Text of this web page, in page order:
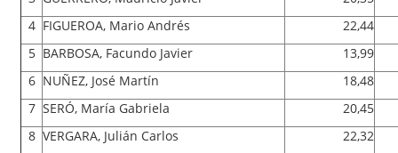
4 FIGUEROA, Mario Andrés
22,44
5 BARBOSA, Facundo Javier
13,99
6 NUÑEZ, José Martín
18,48
7 SERÓ, María Gabriela
20,45
8 VERGARA, Julián Carlos
22,32